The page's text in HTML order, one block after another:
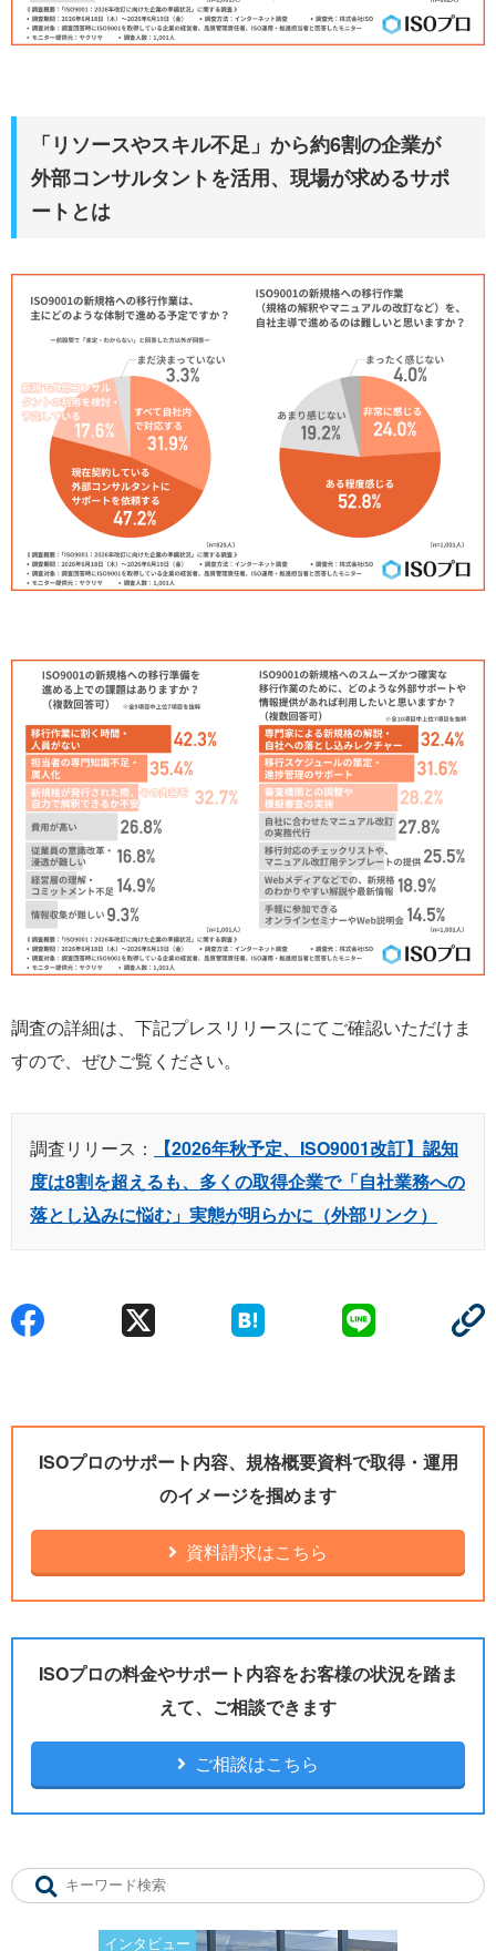
「リソースやスキル不足」から約6割の企業が
外部コンサルタントを活用、現場が求めるサポ
ートとは
調査の詳細は、下記プレスリリースにてご確認いただけま
すので、ぜひご覧ください。
調査リリース：
【2026年秋予定、ISO9001改訂】認知
度は8割を超えるも、多くの取得企業で「自社業務への
落とし込みに悩む」実態が明らかに（外部リンク）
ISOプロのサポート内容、規格概要資料で取得・運用
のイメージを掴めます
資料請求はこちら
ISOプロの料金やサポート内容をお客様の状況を踏ま
えて、ご相談できます
ご相談はこちら
インタビュー